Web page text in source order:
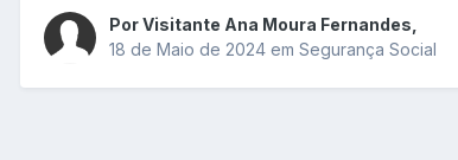
PorVisitante Ana Moura Fernandes
18 de Maio de 2024 em Segurança Social